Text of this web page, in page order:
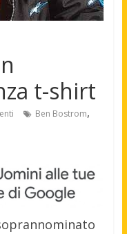
t-shirt
Ben Bostrom,